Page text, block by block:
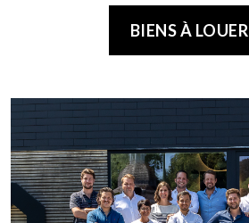
BIENS À LOUER